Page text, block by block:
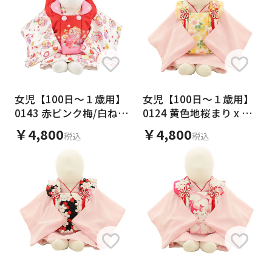
レンタルの流れ
閲覧履歴日 月 火 木 金 土
1
2 4 6 7
9 10 11 13 14
15
16
17 20 21
22
28
30
31
日
6
27
現在選択しているご利用日
日付をリセット
女児【100日～１歳用】
0143 赤ピンク梅/白ねじ
り梅/セパレート
￥4,800税込
女児【100日～１歳用】
0124 黄色地桜まり x 薄
ピンク/セパレート
￥4,800税込